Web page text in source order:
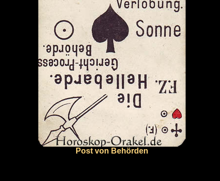
Post von Behörden